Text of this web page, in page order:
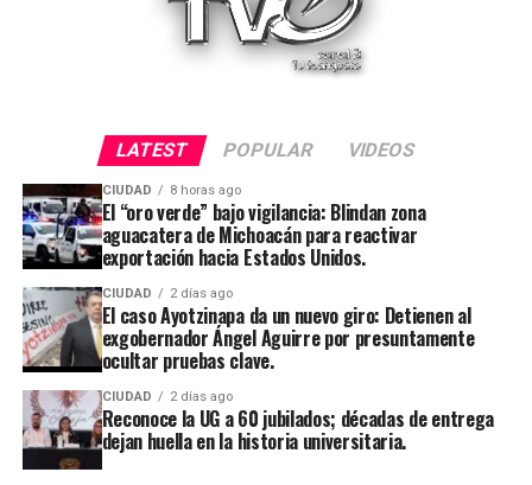
LATEST POPULAR VIDEOS
CIUDAD 8 horas ago
El “oro verde” bajo vigilancia: Blindan zona
aguacatera de Michoacán para reactivar
exportación hacia Estados Unidos.
CIUDAD 2 días ago
El caso Ayotzinapa da un nuevo giro: Detienen al
exgobernador Ángel Aguirre por presuntamente
ocultar pruebas clave.
CIUDAD 2 días ago
Reconoce la UG a 60 jubilados; décadas de entrega
dejan huella en la historia universitaria.